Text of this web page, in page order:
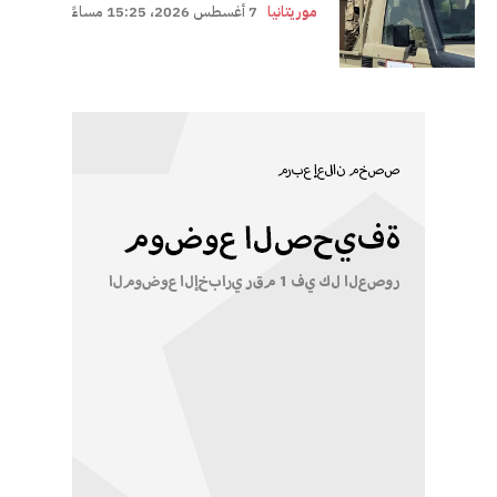
موريتانيا 7 أغسطس 2026، 15:25 مساءً